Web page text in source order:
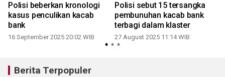
Polisi beberkan kronologi
kasus penculikan kacab
bank
16 September 2025 20:02 WIB
Polisi sebut 15 tersangka
pembunuhan kacab bank
terbagi dalam klaster
27 August 2025 11:14 WIB
Berita Terpopuler